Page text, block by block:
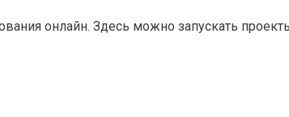
онлайн. Здесь можно запускать